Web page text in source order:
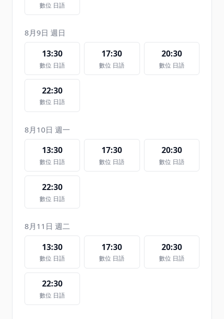
數位 日語
8月9日 週日
13:30
數位 日語
17:30
數位 日語
20:30
數位 日語
22:30
數位 日語
8月10日 週一
13:30
數位 日語
17:30
數位 日語
20:30
數位 日語
22:30
數位 日語
8月11日 週二
13:30
數位 日語
17:30
數位 日語
20:30
數位 日語
22:30
數位 日語